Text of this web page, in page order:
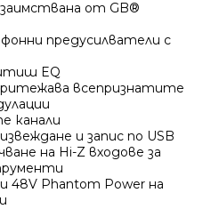
от GB®
предусилватели с
EQ
всепризнатите
канали
и запис по USB
на Hi-Z входове за
48V Phantom Power на